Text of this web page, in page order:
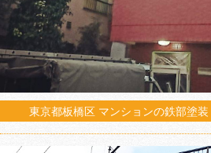
東京都板橋区 マンションの鉄部塗